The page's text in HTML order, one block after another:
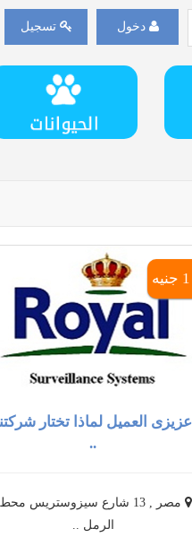
دخول تسجيل
1 جنيه
عزيزى العميل لماذا تختار
..
مصر , 13 شارع سيزوستريس
الرمل ..